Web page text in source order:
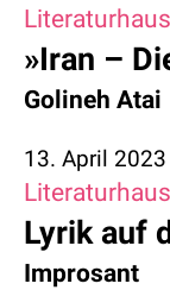
Literaturhaus
»Iran –
Golineh Atai
13. April 2023
Literaturhaus
Lyrik auf
Improsant